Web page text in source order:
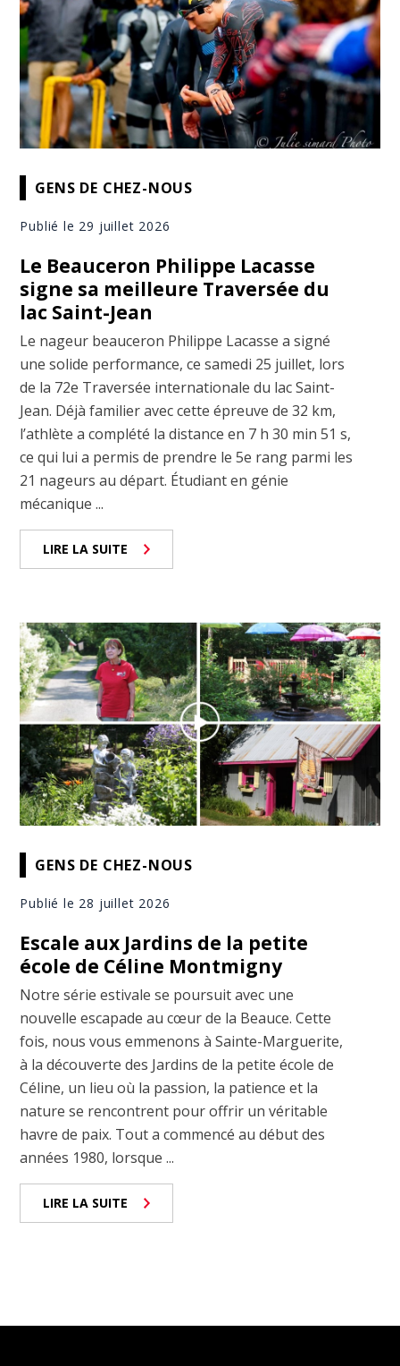
GENS DE CHEZ-NOUS
Publié le 29 juillet 2026
Le Beauceron Philippe Lacasse
signe sa meilleure Traversée du
lac Saint-Jean
Le nageur beauceron Philippe Lacasse a signé
une solide performance, ce samedi 25 juillet, lors
de la 72e Traversée internationale du lac Saint-
Jean. Déjà familier avec cette épreuve de 32 km,
l’athlète a complété la distance en 7 h 30 min 51 s,
ce qui lui a permis de prendre le 5e rang parmi les
21 nageurs au départ. Étudiant en génie
mécanique ...
LIRE LA SUITE
GENS DE CHEZ-NOUS
Publié le 28 juillet 2026
Escale aux Jardins de la petite
école de Céline Montmigny
Notre série estivale se poursuit avec une
nouvelle escapade au cœur de la Beauce. Cette
fois, nous vous emmenons à Sainte-Marguerite,
à la découverte des Jardins de la petite école de
Céline, un lieu où la passion, la patience et la
nature se rencontrent pour offrir un véritable
havre de paix. Tout a commencé au début des
années 1980, lorsque ...
LIRE LA SUITE